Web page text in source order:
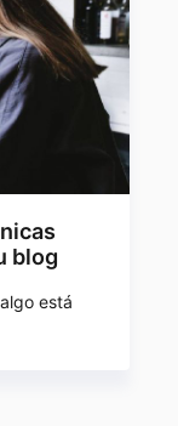
blog
está